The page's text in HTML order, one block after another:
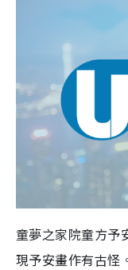
童夢之家院童方予
現予安畫作有古怪